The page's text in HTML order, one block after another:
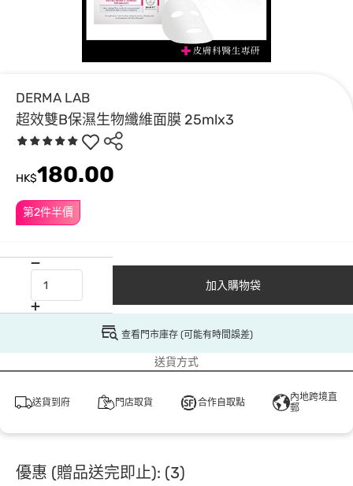
DERMA LAB
超效雙B保濕生物纖維面膜 25mlx3
第2件半價
HK$180.00
加入購物袋
查看門市庫存 (可能有時間誤差)
送貨方式
送貨到府 門店取貨 合作自取點
內地跨境直
郵
優惠 (贈品送完即止): (3)